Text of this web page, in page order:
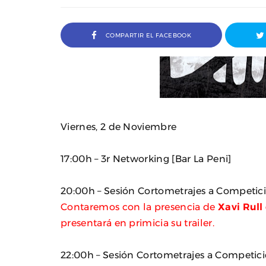
COMPARTIR EL FACEBOOK
Viernes, 2 de Noviembre
17:00h – 3r Networking [Bar La Peni]
20:00h – Sesión Cortometrajes a
Contaremos con la presencia de Xavi Rull
presentará en primicia su trailer.
22:00h – Sesión Cortometrajes a
Entrevista a Javier Rueda,
del Madd Film
el Sombra Madrid 2026